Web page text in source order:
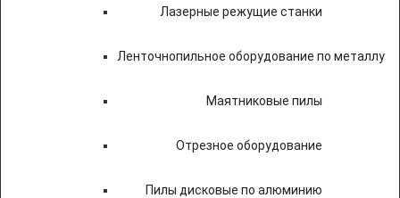
Лазерные режущие станки
Ленточнопильное оборудование по металлу
Маятниковые пилы
Отрезное оборудование
Пилы дисковые по алюминию